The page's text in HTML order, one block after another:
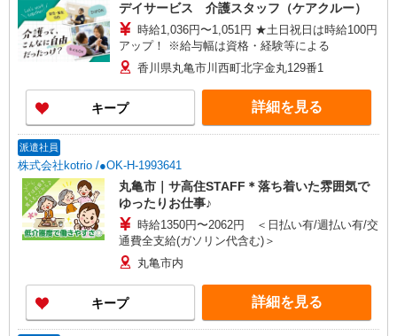
デイサービス 介護スタッフ（ケアクルー）
時給1,036円〜1,051円 ★土日祝日は時給100円
アップ！ ※給与幅は資格・経験等による
香川県丸亀市川西町北字金丸129番1
キープ 詳細を見る
派遣社員
株式会社kotrio /●OK-H-1993641
丸亀市｜サ高住STAFF＊落ち着いた雰囲気で
ゆったりお仕事♪
時給1350円〜2062円 ＜日払い有/週払い有/交
通費全支給(ガソリン代含む)＞
丸亀市内
キープ 詳細を見る